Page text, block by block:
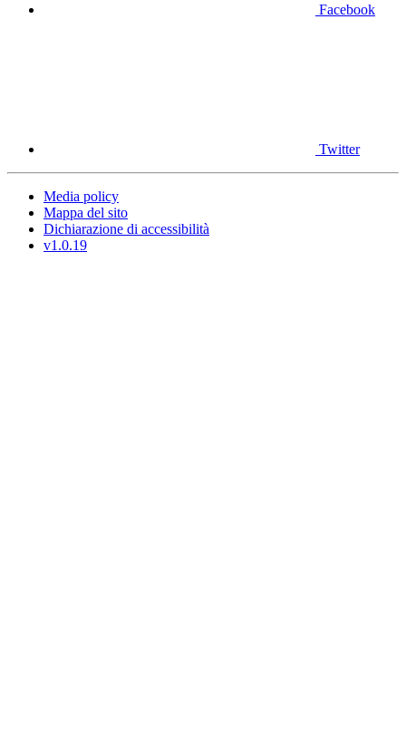
Facebook
Twitter
Media policy
Mappa del sito
Dichiarazione di accessibilità
v1.0.19